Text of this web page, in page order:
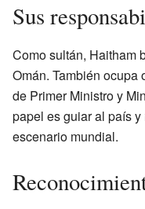
Sus
Como sultán, Haitham
Omán. También ocupa
de Primer Ministro y
papel es guiar al país
escenario mundial.